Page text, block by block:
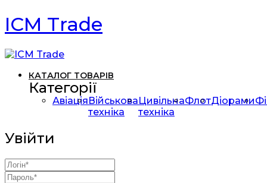
ICM Trade
КАТАЛОГ ТОВАРІВ
Категорії
АвіаціяВійськова
техніка
Цивільна
техніка
ФлотДіорами
Увійти